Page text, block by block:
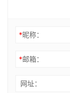
*昵称：
*邮箱：
网址：